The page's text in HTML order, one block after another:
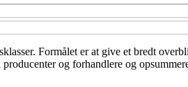
Formålet er at give et bredt
og forhandlere og